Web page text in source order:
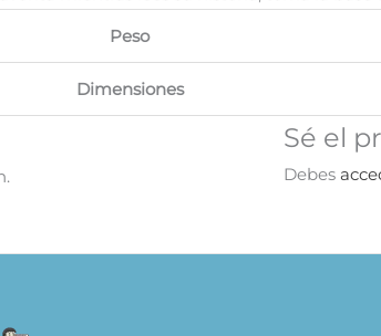
Peso
Dimensiones
Sé el
Debes